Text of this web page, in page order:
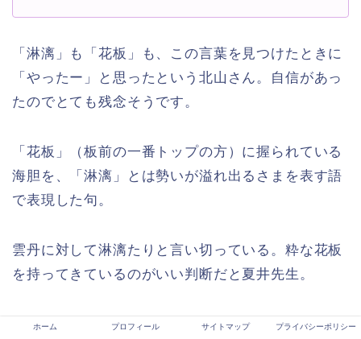
「淋漓」も「花板」も、この言葉を見つけたときに
「やったー」と思ったという北山さん。自信があっ
たのでとても残念そうです。
「花板」（板前の一番トップの方）に握られている
海胆を、「淋漓」とは勢いが溢れ出るさまを表す語
で表現した句。
雲丹に対して淋漓たりと言い切っている。粋な花板
を持ってきているのがいい判断だと夏井先生。
雲丹を主役にするために「あざやかに」として読者
ホーム プロフィール サイトマップ プライバシーポリシー